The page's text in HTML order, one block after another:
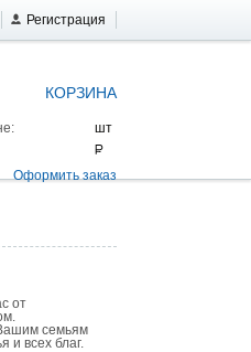
Регистрация
КОРЗИНА
Оформить заказ
от
семьям
и всех благ.